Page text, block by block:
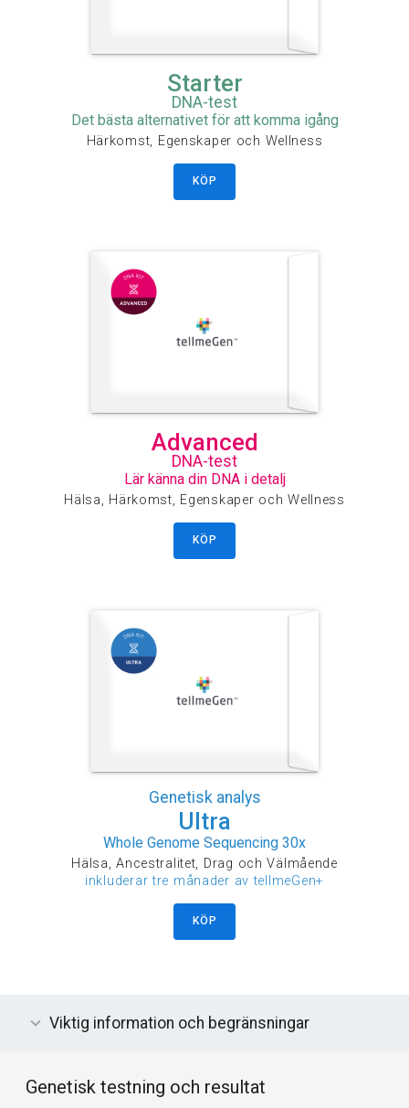
Starter
DNA-test
Det bästa alternativet för att komma igång
Härkomst, Egenskaper och Wellness
KÖP
Advanced
DNA-test
Lär känna din DNA i detalj
Hälsa, Härkomst, Egenskaper och Wellness
KÖP
Genetisk analys
Ultra
Whole Genome Sequencing 30x
Hälsa, Ancestralitet, Drag och Välmående
inkluderar tre månader av tellmeGen+
KÖP
Viktig information och begränsningar
Genetisk testning och resultat